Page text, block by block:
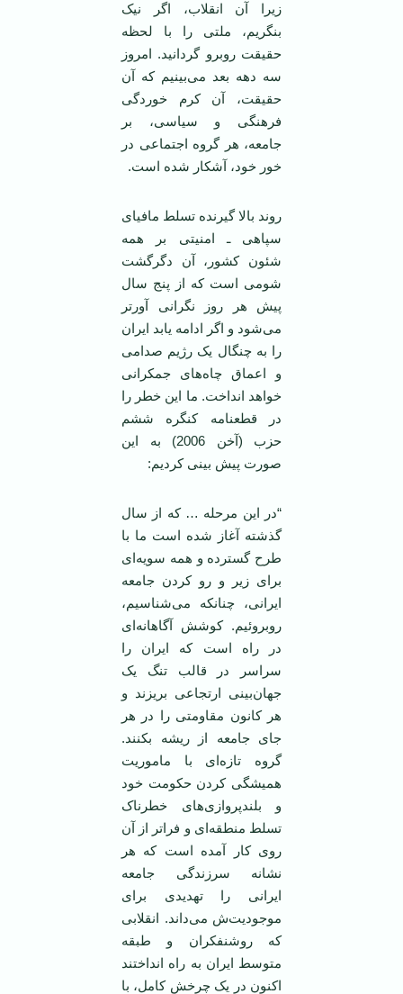
زیرا آن انقلاب، اگر نیک
بنگریم، ملتی را با لحظه
حقیقت روبرو گردانید. امروز
سه دهه بعد می‌بینیم که آن
حقیقت، آن کرم خوردگی
فرهنگی و سیاسی، بر
جامعه، هر گروه اجتماعی در
خور خود، آشکار شده است.
روند بالا گیرنده تسلط مافیای
سپاهی ـ امنیتی بر همه
شئون کشور، آن دگرگشت
شومی ‌است که از پنج سال
پیش هر روز نگرانی آورتر
می‌شود و اگر ادامه یابد ایران
را به چنگال یک رژیم صدامی
‌و اعماق چاه‌های جمکرانی
خواهد انداخت. ما این خطر را
در قطعنامه کنگره ششم
حزب (آخن 2006) به این
صورت پیش بینی کردیم:
“در این مرحله … که از سال
گذشته آغاز شده است ما با
طرح گسترده و همه سویه‌ای
برای زیر و رو کردن جامعه
ایرانی، چنانکه می‌شناسیم،
روبروئیم. کوشش آگاهانه‌ای
در راه است که ایران را
سراسر در قالب تنگ یک
جهان‌بینی ارتجاعی بریزند و
هر کانون مقاومتی را در هر
جای جامعه از ریشه بکنند.
گروه تازه‌ای با ماموریت
همیشگی کردن حکومت خود
و بلندپروازی‌های خطرناک
تسلط منطقه‌ای و فرا‌تر از آن
روی کار آمده است که هر
نشانه سرزندگی جامعه
ایرانی را تهدیدی برای
موجودیت‌ش می‌داند. انقلابی
که روشنفکران و طبقه
متوسط ایران به راه انداختند
اکنون در یک چرخش کامل، با